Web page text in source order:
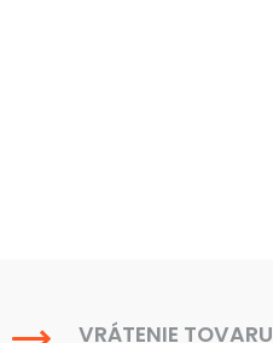
VRÁTENIE TOVARU